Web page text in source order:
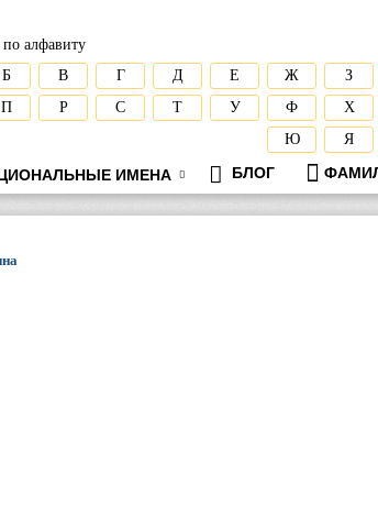
алфавиту
Б В Г Д Е Ж
З
П Р С Т У Ф
Х
Ю
Я
ИМЕНА БЛОГ